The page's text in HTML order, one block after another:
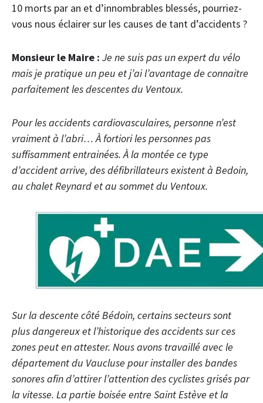
10 morts par an et d’innombrables blessés, pourriez-
vous nous éclairer sur les causes de tant d’accidents ?
Monsieur le Maire : Je ne suis pas un expert du vélo
mais je pratique un peu et j’ai l’avantage de connaitre
parfaitement les descentes du Ventoux.
Pour les accidents cardiovasculaires, personne n’est
vraiment à l’abri… À fortiori les personnes pas
suffisamment entrainées. À la montée ce type
d’accident arrive, des défibrillateurs existent à Bedoin,
au chalet Reynard et au sommet du Ventoux.
Sur la descente côté Bédoin, certains secteurs sont
plus dangereux et l’historique des accidents sur ces
zones peut en attester. Nous avons travaillé avec le
département du Vaucluse pour installer des bandes
sonores afin d’attirer l’attention des cyclistes grisés par
la vitesse. La partie boisée entre Saint Estève et la